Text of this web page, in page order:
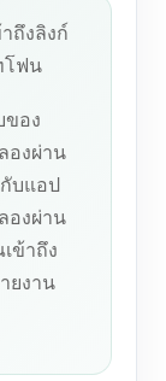
ถึงลิงก์
โฟน
ของ
องผ่าน
บแอป
องผ่าน
ข้าถึง
ยงาน